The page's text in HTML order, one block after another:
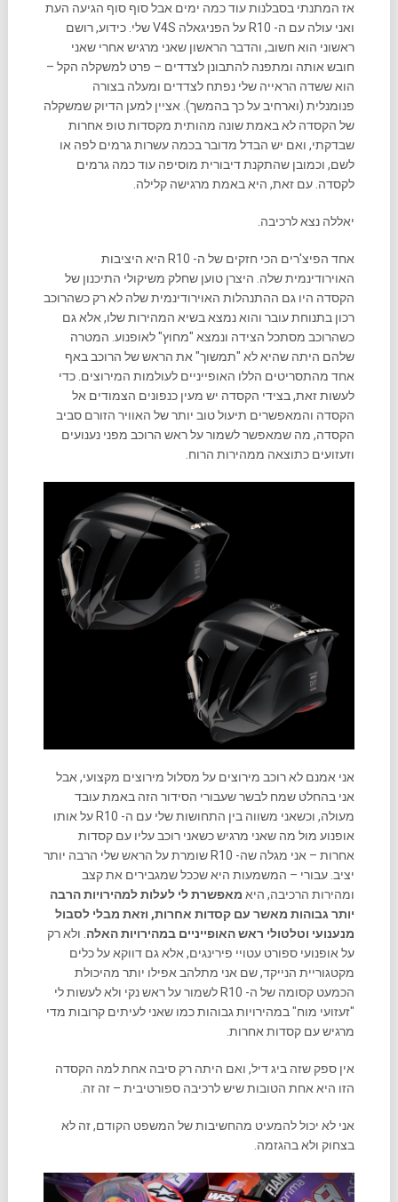
אז המתנתי בסבלנות עוד כמה ימים אבל סוף סוף הגיעה העת
ואני עולה עם ה- R10 על הפניגאלה V4S שלי. כידוע, רושם
ראשוני הוא חשוב, והדבר הראשון שאני מרגיש אחרי שאני
חובש אותה ומתפנה להתבונן לצדדים – פרט למשקלה הקל –
הוא ששדה הראייה שלי נפתח לצדדים ומעלה בצורה
פנומנלית (וארחיב על כך בהמשך). אציין למען הדיוק שמשקלה
של הקסדה לא באמת שונה מהותית מקסדות טופ אחרות
שבדקתי, ואם יש הבדל מדובר בכמה עשרות גרמים לפה או
לשם, וכמובן שהתקנת דיבורית מוסיפה עוד כמה גרמים
לקסדה. עם זאת, היא באמת מרגישה קלילה.
יאללה נצא לרכיבה.
אחד הפיצ'רים הכי חזקים של ה- R10 היא היציבות
האוירודינמית שלה. היצרן טוען שחלק משיקולי התיכנון של
הקסדה היו גם ההתנהלות האוירודינמית שלה לא רק כשהרוכב
רכון בתנוחת עובר והוא נמצא בשיא המהירות שלו, אלא גם
כשהרוכב מסתכל הצידה ונמצא "מחוץ" לאופנוע. המטרה
שלהם היתה שהיא לא "תמשוך" את הראש של הרוכב באף
אחד מהתסריטים הללו האופייניים לעולמות המירוצים. כדי
לעשות זאת, בצידי הקסדה יש מעין כנפונים הצמודים אל
הקסדה והמאפשרים תיעול טוב יותר של האוויר הזורם סביב
הקסדה, מה שמאפשר לשמור על ראש הרוכב מפני נענועים
וזעזועים כתוצאה ממהירות הרוח.
אני אמנם לא רוכב מירוצים על מסלול מירוצים מקצועי, אבל
אני בהחלט שמח לבשר שעבורי הסידור הזה באמת עובד
מעולה, וכשאני משווה בין התחושות שלי עם ה- R10 על אותו
אופנוע מול מה שאני מרגיש כשאני רוכב עליו עם קסדות
אחרות – אני מגלה שה- R10 שומרת על הראש שלי הרבה יותר
יציב. עבורי – המשמעות היא שככל שמגבירים את קצב
ומהירות הרכיבה, היא מאפשרת לי לעלות למהירויות הרבה
יותר גבוהות מאשר עם קסדות אחרות, וזאת מבלי לסבול
מנענועי וטלטולי ראש האופייניים במהירויות האלה . ולא רק
על אופנועי ספורט עטויי פירינגים, אלא גם דווקא על כלים
מקטגוריית הנייקד, שם אני מתלהב אפילו יותר מהיכולת
הכמעט קסומה של ה- R10 לשמור על ראש נקי ולא לעשות לי
"זעזועי מוח" במהירויות גבוהות כמו שאני לעיתים קרובות מדי
מרגיש עם קסדות אחרות.
אין ספק שזה ביג דיל, ואם היתה רק סיבה אחת למה הקסדה
הזו היא אחת הטובות שיש לרכיבה ספורטיבית – זה זה.
אני לא יכול להמעיט מהחשיבות של המשפט הקודם, זה לא
בצחוק ולא בהגזמה.